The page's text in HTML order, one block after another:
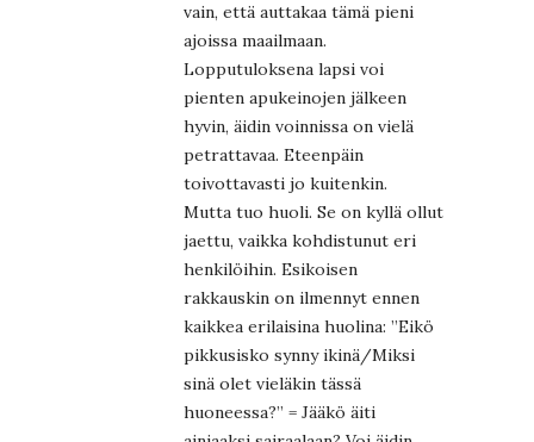
vain, että auttakaa tämä pieni
ajoissa maailmaan.
Lopputuloksena lapsi voi
pienten apukeinojen jälkeen
hyvin, äidin voinnissa on vielä
petrattavaa. Eteenpäin
toivottavasti jo kuitenkin.
Mutta tuo huoli. Se on kyllä ollut
jaettu, vaikka kohdistunut eri
henkilöihin. Esikoisen
rakkauskin on ilmennyt ennen
kaikkea erilaisina huolina: ”Eikö
pikkusisko synny ikinä/Miksi
sinä olet vieläkin tässä
huoneessa?” = Jääkö äiti